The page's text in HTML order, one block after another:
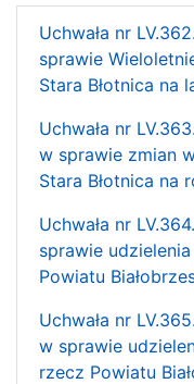
Uchwała nr
sprawie
Stara Błotnica na
Uchwała nr
w sprawie zmian
Stara Błotnica na
Uchwała nr
sprawie
Powiatu
Uchwała nr
w sprawie
rzecz Powiatu